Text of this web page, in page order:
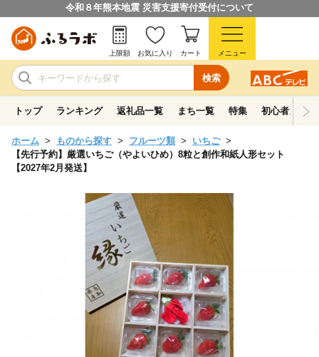
令和８年熊本地震 災害支援寄付受付について
検索
上限額 お気に入り カート メニュー
トップ ランキング 返礼品一覧 まち一覧 特集 初心者ガイド
ホーム ものから探す フルーツ類
いちご
【先行予約】厳選いちご（やよいひめ）8粒と創作和紙人形セット
【2027年2月発送】